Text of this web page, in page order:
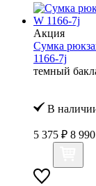
Акция
Сумка
1166-7j
темный
В
5 375 ₽ 8